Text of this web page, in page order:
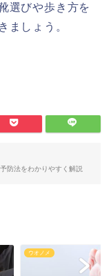
選びや歩き方を
ましょう。
防法をわかりやすく解説
ウオノメ